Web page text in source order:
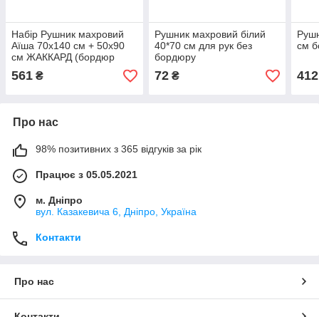
Набір Рушник махровий
Аїша 70х140 см + 50х90
см ЖАККАРД (бордюр
РОМБИ)
561 ₴
Рушник махровий білий
40*70 см для рук без
бордюру
72₴
см
412
Про нас
98% позитивних з 365 відгуків за рік
Працює з 05.05.2021
м. Дніпро
вул. Казакевича 6, Дніпро, Україна
Контакти
Про нас